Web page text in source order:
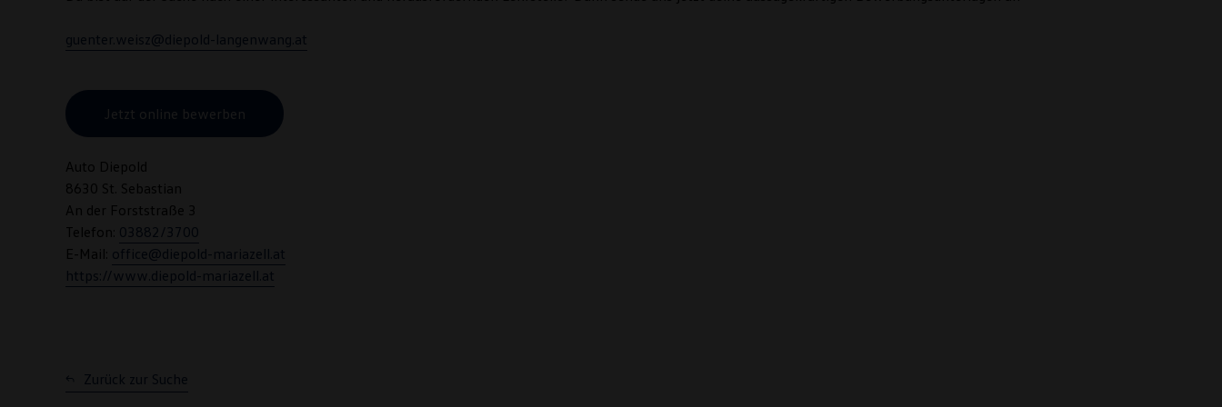
guenter.weisz@diepold-langenwang.at
Jetzt online bewerben
Auto Diepold
8630 St. Sebastian
An der Forststraße 3
Telefon: 03882/3700
E-Mail: office@diepold-mariazell.at
https://www.diepold-mariazell.at
Zurück zur Suche